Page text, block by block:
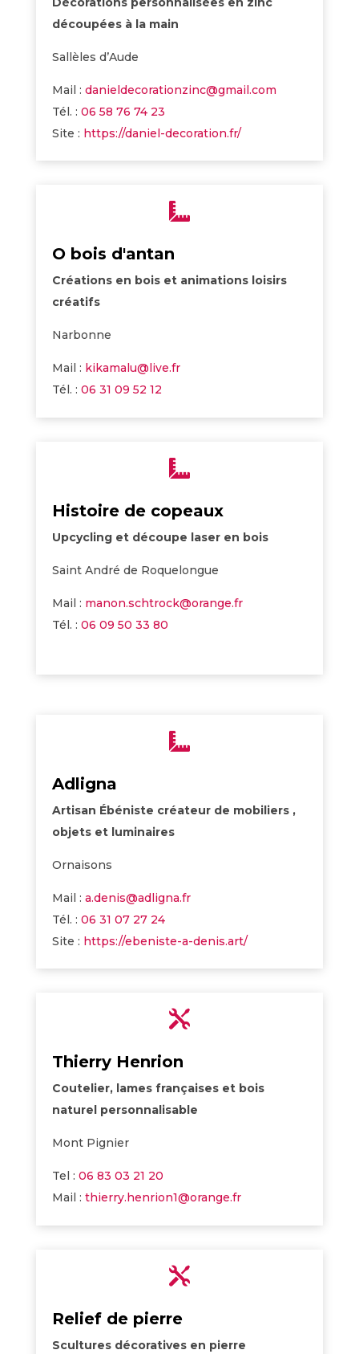
découpées à la main
Sallèles d’Aude
Mail : danieldecorationzinc@gmail.com
Tél. : 06 58 76 74 23
Site : https://daniel-decoration.fr/

O bois d'antan
Créations en bois et animations loisirs
créatifs
Narbonne
Mail : kikamalu@live.fr
Tél. : 06 31 09 52 12

Histoire de copeaux
Upcycling et découpe laser en bois
Saint André de Roquelongue
Mail : manon.schtrock@orange.fr
Tél. : 06 09 50 33 80

Adligna
Artisan Ébéniste créateur de mobiliers ,
objets et luminaires
Ornaisons
Mail : a.denis@adligna.fr
Tél. : 06 31 07 27 24
Site : https://ebeniste-a-denis.art/

Thierry Henrion
Coutelier, lames françaises et bois
naturel personnalisable
Mont Pignier
Tel : 06 83 03 21 20
Mail : thierry.henrion1@orange.fr

Relief de pierre
Scultures décoratives en pierre